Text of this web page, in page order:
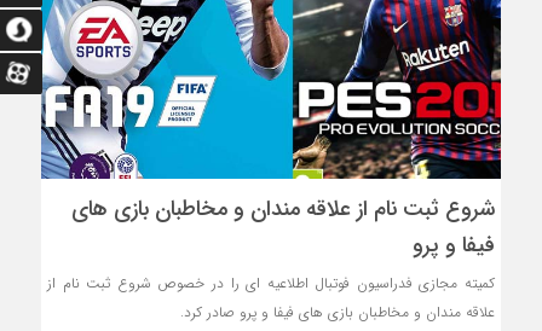
شروع ثبت نام از علاقه مندان و مخاطبان بازی های
فیفا و پرو
کمیته مجازی فدراسیون فوتبال اطلاعیه ای را در خصوص شروع ثبت نام از
علاقه مندان و مخاطبان بازی های فیفا و پرو صادر کرد.